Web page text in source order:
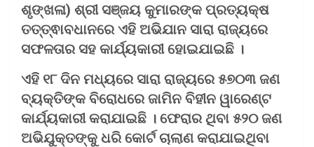
ଶୃଙ୍ଖଳା) ଶ୍ରୀ ସଞ୍ଜୟ କୁମାରଙ୍କ ପ୍ରତ୍ୟକ୍ଷ
ତତ୍ତ୍ଵାବଧାନରେ ଏହି ଅଭିଯାନ ସାରା ରାଜ୍ୟରେ
ସଫଳତାର ସହ କାର୍ଯ୍ୟକାରୀ ହୋଇଯାଇଛି ।
ଏହି ୧୮ ଦିନ ମଧ୍ୟରେ ସାରା ରାଜ୍ୟରେ ୫୭୦୩ ଜଣ
ବ୍ୟକ୍ତିଙ୍କ ବିରୋଧରେ ଜାମିନ ବିହୀନ ୱାରେଣ୍ଟ
କାର୍ଯ୍ୟକାରୀ କରାଯାଇଛି । ଫେରାର ଥିବା ୫୨୦ ଜଣ
ଅଭିଯୁକ୍ତଙ୍କୁ ଧରି କୋର୍ଟ ଚାଲାଣ କରାଯାଇଥିବା